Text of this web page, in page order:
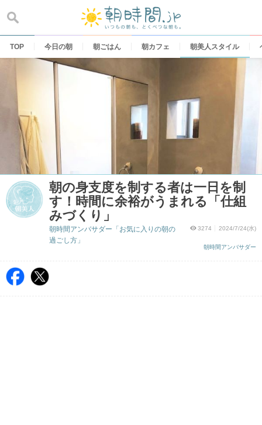
content
TOP 今日の朝 朝ごはん 朝カフェ 朝美人スタイル
朝の身支度を制する者は一日を制
す！時間に余裕がうまれる「仕組
みづくり」
3274 2024/7/24(水)
朝時間アンバサダー
朝時間アンバサダー「お気に入りの朝の
過ごし方」